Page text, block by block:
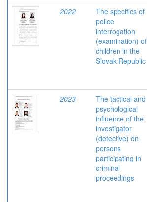
2022
The specifics of
police
interrogation
(examination) of
children in the
Slovak Republic
2023
The tactical and
psychological
influence of the
investigator
(detective) on
persons
participating in
criminal
proceedings